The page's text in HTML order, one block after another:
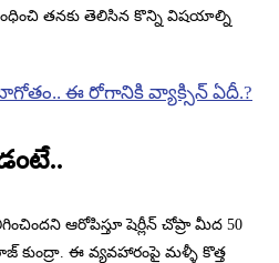
తనకు తెలిసిన కొన్ని విషయాల్ని
ఈ రోగానికి వ్యాక్సిన్ ఏదీ.?
ఆరోపిస్తూ షెర్లీన్ చోప్రా మీద 50
కుంద్రా. ఈ వ్యవహారంపై మళ్ళీ కొత్త